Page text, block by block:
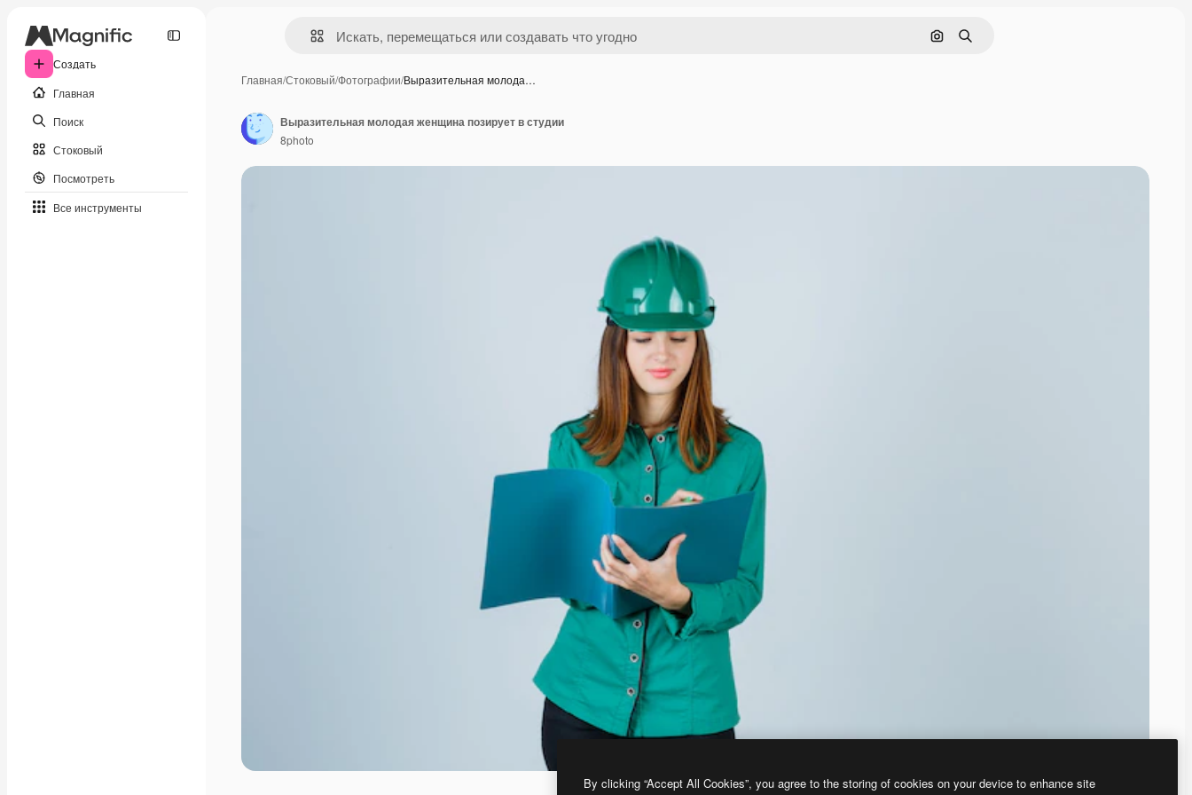
Создать
Главная
Поиск
Стоковый
Посмотреть
Все инструменты
Поиск по изображению
Поиск
Главная/Стоковый/Фотографии/Выразительная молода…
Выразительная молодая женщина позирует в студии
8photo
By clicking “Accept All Cookies”, you agree to the storing of cookies on your device to enhance site